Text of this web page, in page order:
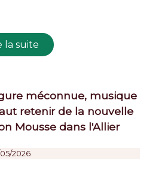
méconnue, musique
retenir de la nouvelle
Mousse dans l'Allier
05/2026